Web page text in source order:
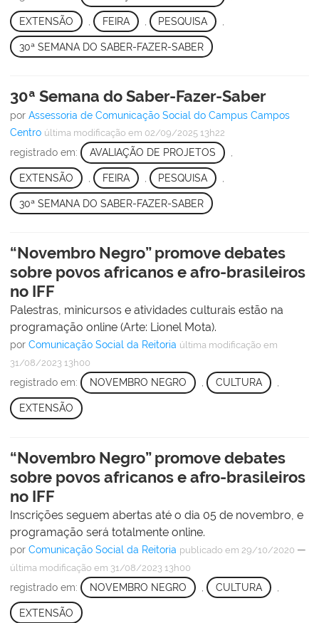
EXTENSÃO FEIRA PESQUISA
30ª SEMANA DO SABER-FAZER-SABER
30ª Semana do Saber-Fazer-Saber
por Assessoria de Comunicação Social do Campus Campos
Centro última modificação em 02/09/2025 13h22
registrado em: AVALIAÇÃO DE PROJETOS ,
EXTENSÃO FEIRA PESQUISA
30ª SEMANA DO SABER-FAZER-SABER
“Novembro Negro” promove debates
sobre povos africanos e afro-brasileiros
no IFF
Palestras, minicursos e atividades culturais estão na
programação online (Arte: Lionel Mota).
por Comunicação Social da Reitoria última modificação em
31/08/2023 13h00
registrado em: NOVEMBRO NEGRO , CULTURA ,
EXTENSÃO
“Novembro Negro” promove debates
sobre povos africanos e afro-brasileiros
no IFF
Inscrições seguem abertas até o dia 05 de novembro, e
programação será totalmente online.
por Comunicação Social da Reitoria publicado em 29/10/2020 —
última modificação em 31/08/2023 13h00
registrado em: NOVEMBRO NEGRO CULTURA
EXTENSÃO